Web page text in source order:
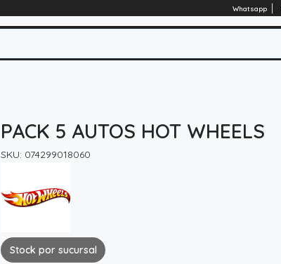
Whatsapp
PACK 5 AUTOS HOT WHEELS
SKU: 074299018060
Stock por sucursal